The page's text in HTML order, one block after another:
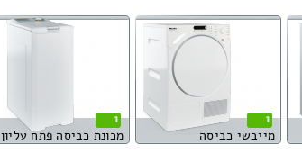
1
מייבשי כביסה
1
מכונת כביסה פתח עליון